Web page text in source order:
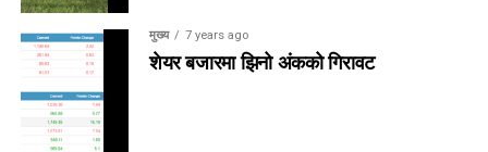
मुख्य 7 years ago
शेयर बजारमा झिनो अंकको गिरावट